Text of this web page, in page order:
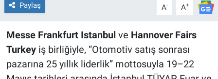
Paylaş A- A+
Messe Frankfurt Istanbul ve Hannover Fairs
Turkeyiş birliğiyle, “Otomotiv satış sonrası
pazarına 25 yıllık liderlik” mottosuyla 19–22